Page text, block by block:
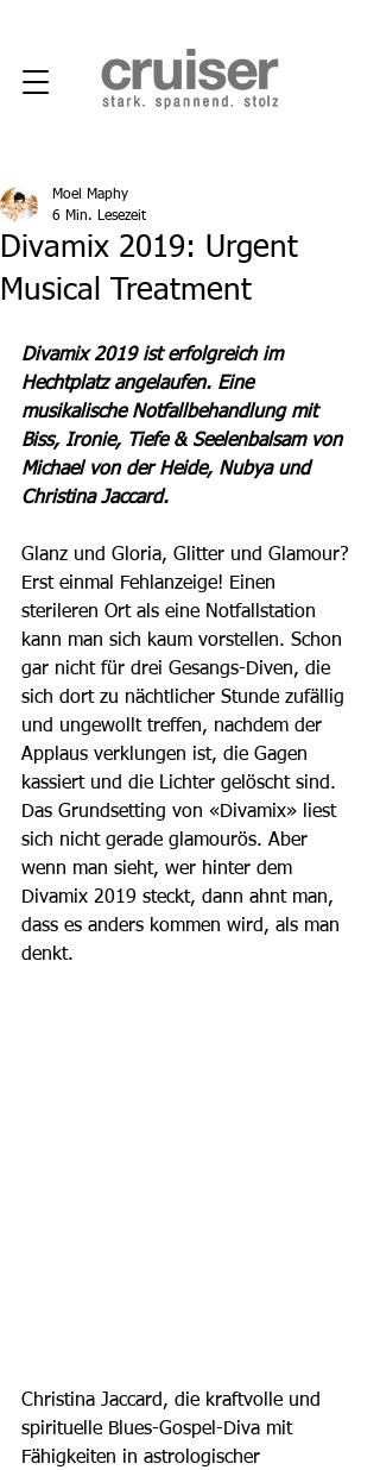
Divamix 2019: Urgent
Musical Treatment
Moel Maphy
6 Min. Lesezeit
Divamix 2019 ist erfolgreich im
Hechtplatz angelaufen. Eine
musikalische Notfallbehandlung mit
Biss, Ironie, Tiefe & Seelenbalsam von
Michael von der Heide, Nubya und
Christina Jaccard.
Glanz und Gloria, Glitter und Glamour?
Erst einmal Fehlanzeige! Einen
sterileren Ort als eine Notfallstation
kann man sich kaum vorstellen. Schon
gar nicht für drei Gesangs-Diven, die
sich dort zu nächtlicher Stunde zufällig
und ungewollt treffen, nachdem der
Applaus verklungen ist, die Gagen
kassiert und die Lichter gelöscht sind.
Das Grundsetting von «Divamix» liest
sich nicht gerade glamourös. Aber
wenn man sieht, wer hinter dem
Divamix 2019 steckt, dann ahnt man,
dass es anders kommen wird, als man
denkt.
Christina Jaccard, die kraftvolle und
spirituelle Blues-Gospel-Diva mit
Fähigkeiten in astrologischer